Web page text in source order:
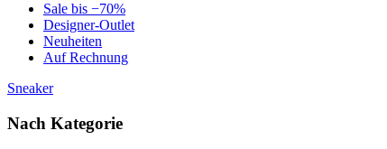
Sale bis −70%
Designer-Outlet
Neuheiten
Auf Rechnung
Sneaker
Nach Kategorie